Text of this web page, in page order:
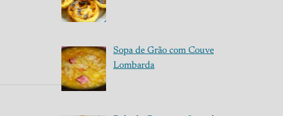
Sopa de Grão com Couve
Lombarda